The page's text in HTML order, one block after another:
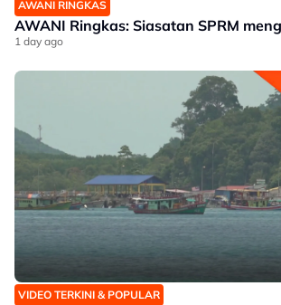
AWANI RINGKAS
AWANI Ringkas: Siasatan SPRM
1 day ago
VIDEO TERKINI & POPULAR